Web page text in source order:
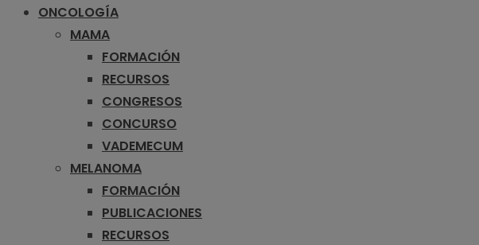
ONCOLOGÍA
MAMA
FORMACIÓN
RECURSOS
CONGRESOS
CONCURSO
VADEMECUM
MELANOMA
FORMACIÓN
PUBLICACIONES
RECURSOS